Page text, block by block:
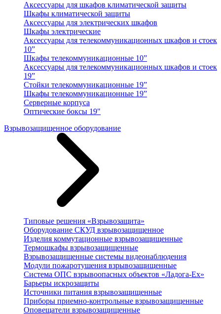
Аксессуары для шкафов климатической защиты
Шкафы климатической защиты
Аксессуары для электрических шкафов
Шкафы электрические
Аксессуары для телекоммуникационных шкафов и стоек
10”
Шкафы телекоммуникационные 10”
Аксессуары для телекоммуникационных шкафов и стоек
19”
Стойки телекоммуникационные 19”
Шкафы телекоммуникационные 19”
Серверные корпуса
Оптические боксы 19"
Взрывозащищенное оборудование
Типовые решения «Взрывозащита»
Оборудование СКУД взрывозащищенное
Изделия коммутационные взрывозащищенные
Термошкафы взрывозащищенные
Взрывозащищенные системы видеонаблюдения
Модули пожаротушения взрывозащищенные
Система ОПС взрывоопасных объектов «Ладога-Ex»
Барьеры искрозащиты
Источники питания взрывозащищенные
Приборы приемно-контрольные взрывозащищенные
Оповещатели взрывозащищенные